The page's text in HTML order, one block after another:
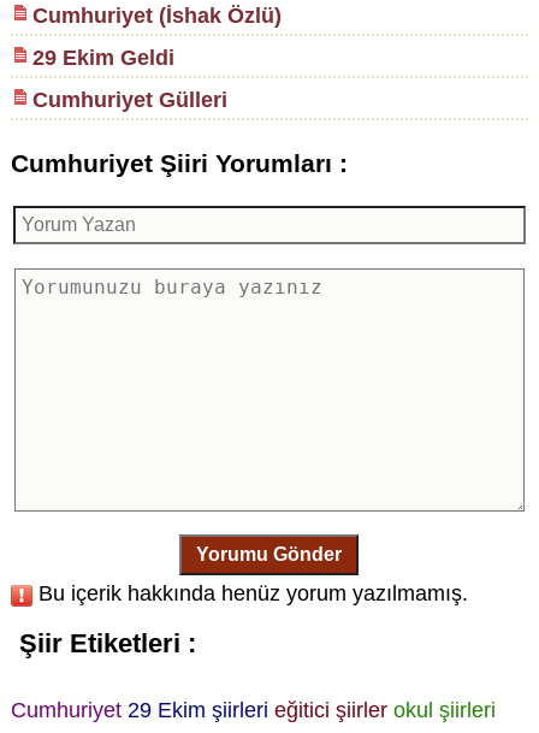
Cumhuriyet (İshak Özlü)
29 Ekim Geldi
Cumhuriyet Gülleri
Cumhuriyet Şiiri Yorumları :
Yorumu Gönder
Bu içerik hakkında henüz yorum yazılmamış.
Şiir Etiketleri :
Cumhuriyet 29 Ekim şiirleri eğitici şiirler okul şiirleri